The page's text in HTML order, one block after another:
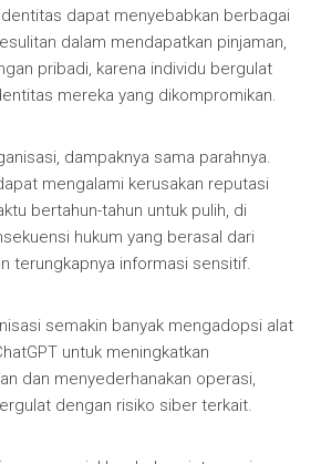
dapat menyebabkan berbagai
dalam mendapatkan pinjaman,
pribadi, karena individu bergulat
mereka yang dikompromikan.
dampaknya sama parahnya.
mengalami kerusakan reputasi
bertahun-tahun untuk pulih, di
hukum yang berasal dari
terungkapnya informasi sensitif.
semakin banyak mengadopsi alat
untuk meningkatkan
dan menyederhanakan operasi,
dengan risiko siber terkait.